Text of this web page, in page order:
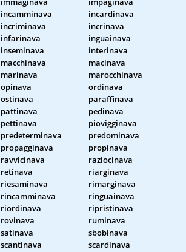
incamminava
incardinava
incriminava
incrinava
infarinava
inguainava
inseminava
interinava
macchinava
macinava
marinava
marocchinava
opinava
ordinava
ostinava
paraffinava
pattinava
pedinava
pettinava
piovigginava
predeterminava
predominava
propagginava
propinava
ravvicinava
raziocinava
retinava
riarginava
riesaminava
rimarginava
rincamminava
ringuainava
riordinava
ripristinava
rovinava
ruminava
satinava
sbobinava
scantinava
scardinava